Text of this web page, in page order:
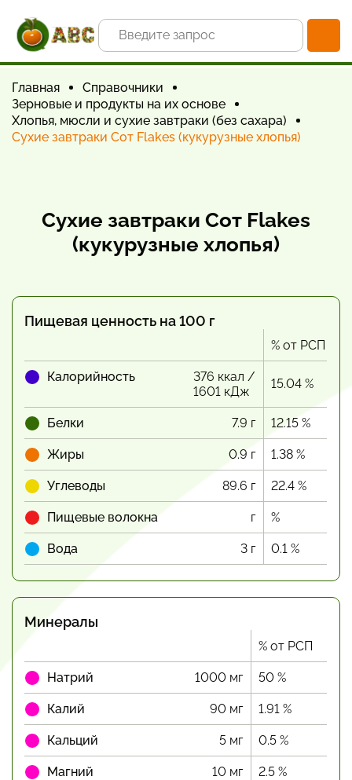
Главная
Справочники
Зерновые и продукты на их основе
Хлопья, мюсли и сухие завтраки (без сахара)
Сухие завтраки Сот Flakes (кукурузные хлопья)
Сухие завтраки Сот Flakes
(кукурузные хлопья)
Пищевая ценность на 100 г
% от РСП
Калорийность
376 ккал /
1601 кДж
15.04 %
Белки 7.9 г 12.15 %
Жиры 0.9 г 1.38 %
Углеводы 89.6 г 22.4 %
Пищевые волокна г %
Вода 3 г 0.1 %
Минералы
% от РСП
Натрий 1000 мг 50 %
Калий 90 мг 1.91 %
Кальций 5 мг 0.5 %
Магний 10 мг 2.5 %